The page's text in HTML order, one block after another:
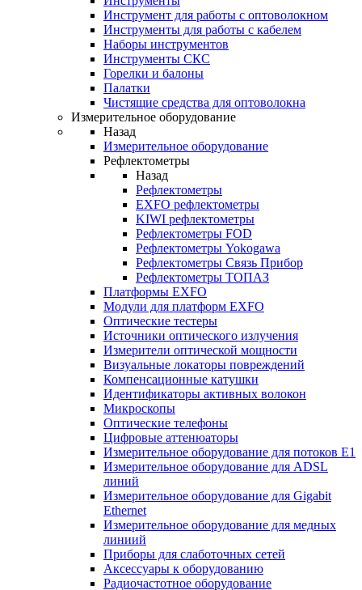
Инструмент для работы с оптоволокном
Инструменты для работы с кабелем
Наборы инструментов
Инструменты СКС
Горелки и балоны
Палатки
Чистящие средства для оптоволокна
Измерительное оборудование
Назад
Измерительное оборудование
Рефлектометры
Назад
Рефлектометры
EXFO рефлектометры
KIWI рефлектометры
Рефлектометры FOD
Рефлектометры Yokogawa
Рефлектометры Связь Прибор
Рефлектометры ТОПАЗ
Платформы EXFO
Модули для платформ EXFO
Оптические тестеры
Источники оптического излучения
Измерители оптической мощности
Визуальные локаторы повреждений
Компенсационные катушки
Идентификаторы активных волокон
Микроскопы
Оптические телефоны
Цифровые аттенюаторы
Измерительное оборудование для потоков Е1
Измерительное оборудование для ADSL
линий
Измерительное оборудование для Gigabit
Ethernet
Измерительное оборудование для медных
линиий
Приборы для слаботочных сетей
Аксессуары к оборудованию
Радиочастотное оборудование